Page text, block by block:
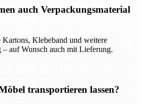
auch Verpackungsmaterial
Kartons, Klebeband und weitere
auf Wunsch auch mit Lieferung.
transportieren lassen?